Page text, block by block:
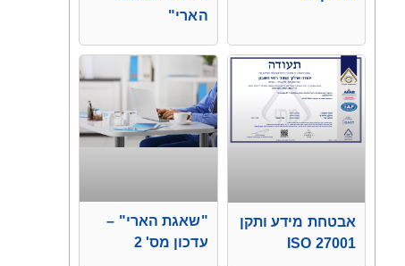
הארי"
אבטחת מידע ותקן
ISO 27001
"שאגת הארי" –
עדכון מס' 2